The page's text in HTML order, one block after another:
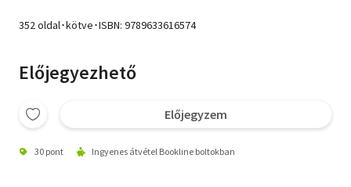
352 oldal･kötve･ISBN: 9789633616574
Előjegyezhető
Előjegyzem
30 pont Ingyenes átvétel Bookline boltokban